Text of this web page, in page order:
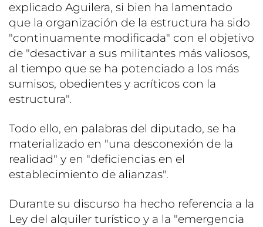
explicado Aguilera, si bien ha lamentado
que la organización de la estructura ha sido
"continuamente modificada" con el objetivo
de "desactivar a sus militantes más valiosos,
al tiempo que se ha potenciado a los más
sumisos, obedientes y acríticos con la
estructura".
Todo ello, en palabras del diputado, se ha
materializado en "una desconexión de la
realidad" y en "deficiencias en el
establecimiento de alianzas".
Durante su discurso ha hecho referencia a la
Ley del alquiler turístico y a la "emergencia